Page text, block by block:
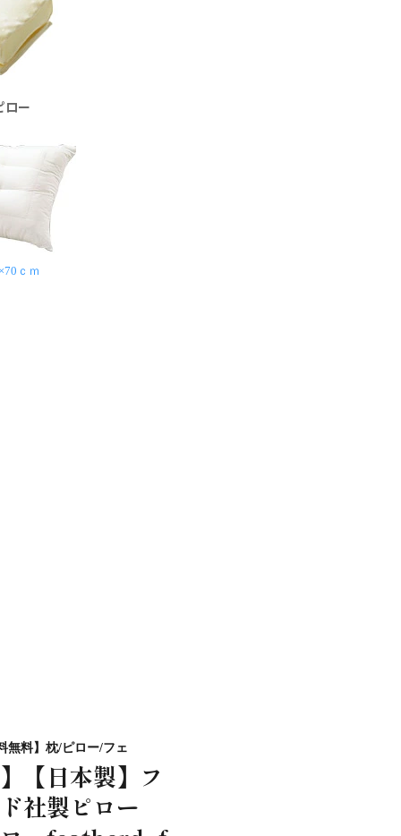
ロー
ｃｍ
無料】枕/ピロー/フェ
【日本製】フ
社製ピロー